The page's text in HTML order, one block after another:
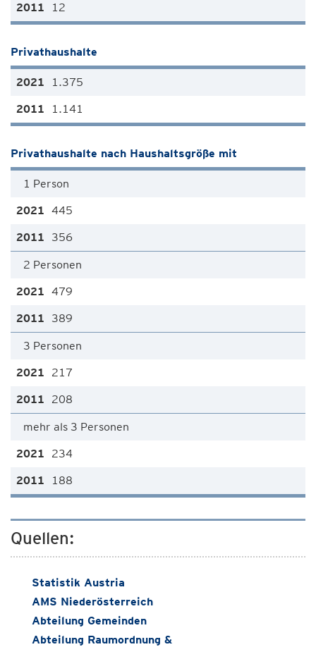
12
Privathaushalte
1.375
1.141
Privathaushalte nach Haushaltsgröße mit
1 Person
445
356
2 Personen
479
389
3 Personen
217
208
mehr als 3 Personen
234
188
Quellen:
Statistik Austria
AMS Niederösterreich
Abteilung Gemeinden
Abteilung Raumordnung &